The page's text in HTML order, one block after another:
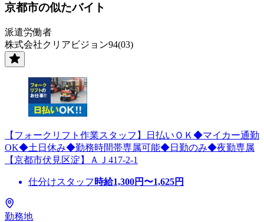
京都市の似たバイト
派遣労働者
株式会社クリアビジョン94(03)
【フォークリフト作業スタッフ】日払いＯＫ◆マイカー通勤
OK◆土日休み◆勤務時間帯専属可能◆日勤のみ◆夜勤専属
【京都市伏見区淀】ＡＪ417-2-1
仕分けスタッフ 時給1,300円〜1,625円
勤務地